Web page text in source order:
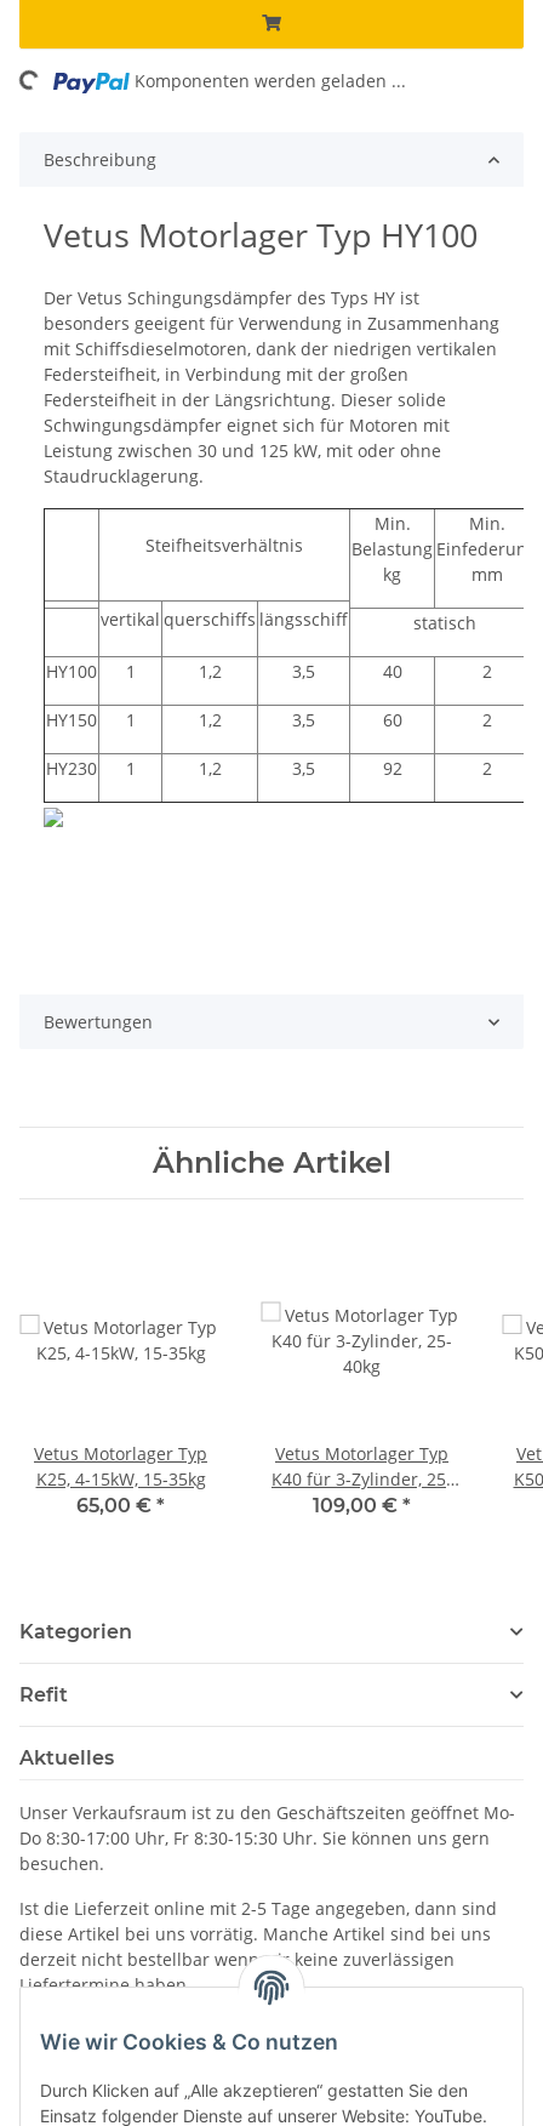
Wie wir Cookies & Co nutzen
Durch Klicken auf „Alle akzeptieren“ gestatten Sie den
Einsatz folgender Dienste auf unserer Website: YouTube.
Komponenten werden geladen ...
Beschreibung
Vetus Motorlager Typ HY100
Der Vetus Schingungsdämpfer des Typs HY ist
besonders geeigent für Verwendung in Zusammenhang
mit Schiffsdieselmotoren, dank der niedrigen vertikalen
Federsteifheit, in Verbindung mit der großen
Federsteifheit in der Längsrichtung. Dieser solide
Schwingungsdämpfer eignet sich für Motoren mit
Leistung zwischen 30 und 125 kW, mit oder ohne
Staudrucklagerung.
Steifheitsverhältnis
Min.
Belastung
kg
Min.
Einfederung
mm
vertikal querschiffs längsschiff statisch
HY100 1 1,2 3,5 40 2
HY150 1 1,2 3,5 60 2
HY230 1 1,2 3,5 92 2
Bewertungen
Ähnliche Artikel
Vetus Motorlager Typ
K25, 4-15kW, 15-35kg
65,00 € *
Vetus Motorlager Typ
K40 für 3-Zylinder, 25-
40kg
109,00 € *
Kategorien
Refit
Aktuelles
Unser Verkaufsraum ist zu den Geschäftszeiten geöffnet Mo-
Do 8:30-17:00 Uhr, Fr 8:30-15:30 Uhr. Sie können uns gern
besuchen.
Ist die Lieferzeit online mit 2-5 Tage angegeben, dann sind
diese Artikel bei uns vorrätig. Manche Artikel sind bei uns
derzeit nicht bestellbar wenn wir keine zuverlässigen
Liefertermine haben.
Informationen